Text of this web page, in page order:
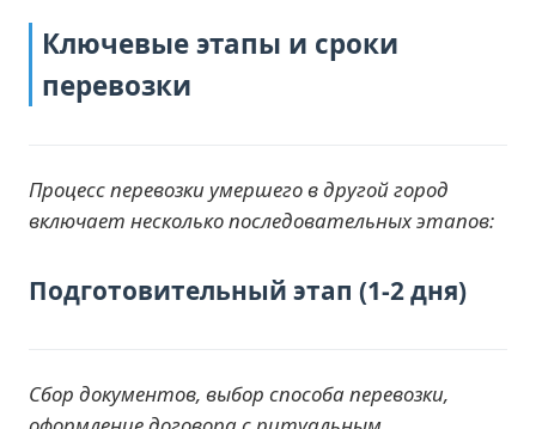
Ключевые этапы и сроки
перевозки
Процесс перевозки умершего в другой город
включает несколько последовательных этапов:
Подготовительный этап (1-2 дня)
Сбор документов, выбор способа перевозки,